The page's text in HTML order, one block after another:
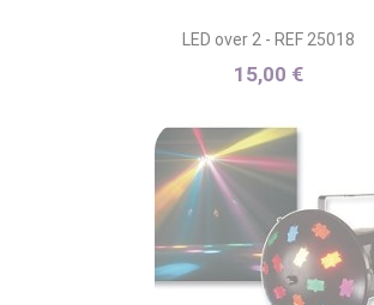
LED over 2 - REF 25018
15,00 €